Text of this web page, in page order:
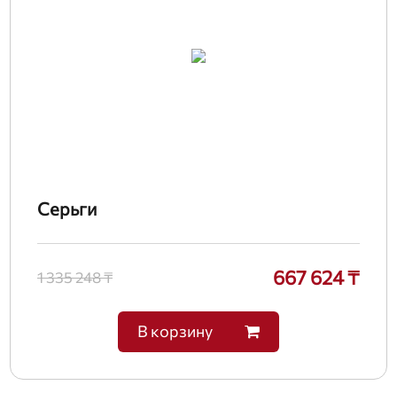
Серьги
1 335 248 ₸ 667 624 ₸
В корзину